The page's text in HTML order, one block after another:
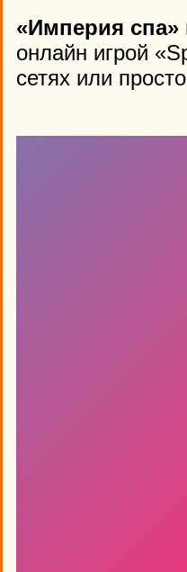
«Империя спа»
онлайн игрой
сетях или